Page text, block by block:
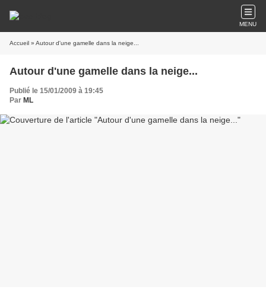
MENU
Accueil » Autour d'une gamelle dans la neige...
Autour d'une gamelle dans la neige...
Publié le 15/01/2009 à 19:45
Par ML